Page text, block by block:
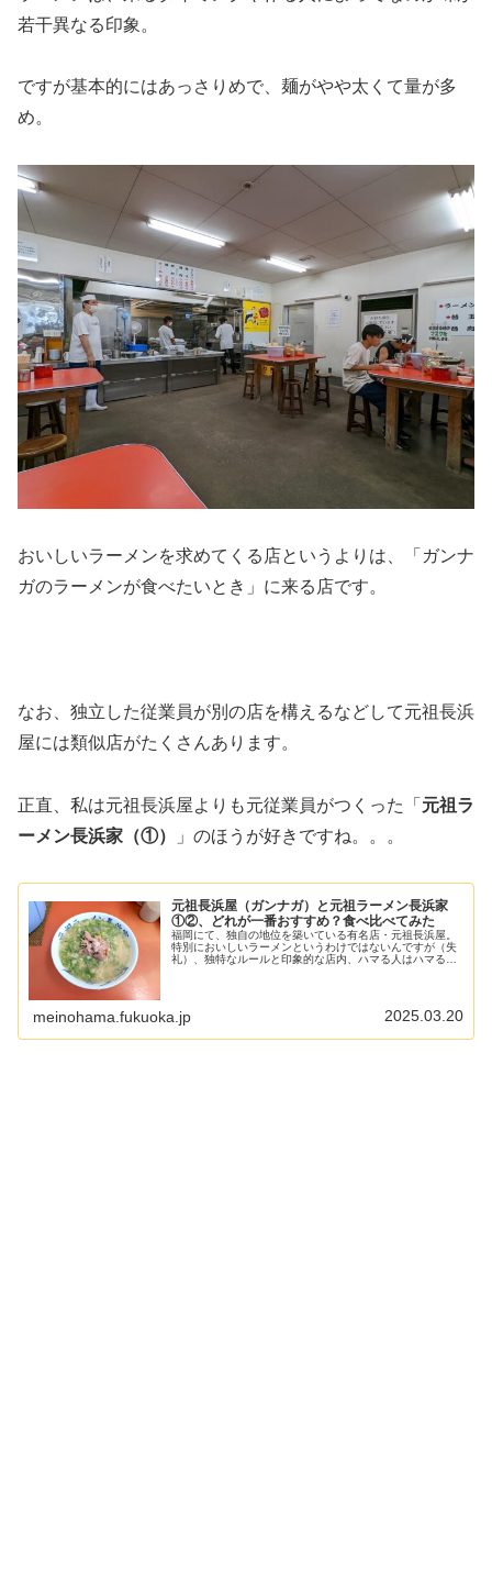
若干異なる印象。
ですが基本的にはあっさりめで、麺がやや太くて量が多
め。
おいしいラーメンを求めてくる店というよりは、「ガンナ
ガのラーメンが食べたいとき」に来る店です。
なお、独立した従業員が別の店を構えるなどして元祖長浜
屋には類似店がたくさんあります。
正直、私は元祖長浜屋よりも元従業員がつくった「 元祖ラ
ーメン長浜家（①）
」のほうが好きですね。。。
元祖長浜屋（ガンナガ）と元祖ラーメン長浜家
①②、どれが一番おすすめ？食べ比べてみた
福岡にて、独自の地位を築いている有名店・元祖長浜屋。
特別においしいラーメンというわけではないんですが（失
礼）、独特なルールと印象的な店内、ハマる人はハマるラ
meinohama.fukuoka.jp 2025.03.20